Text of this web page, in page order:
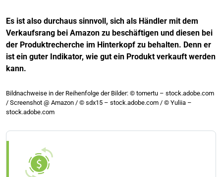
Es ist also durchaus sinnvoll, sich als Händler mit dem
Verkaufsrang bei Amazon zu beschäftigen und diesen bei
der Produktrecherche im Hinterkopf zu behalten. Denn er
ist ein guter Indikator, wie gut ein Produkt verkauft werden
kann.
Bildnachweise in der Reihenfolge der Bilder: © tomertu – stock.adobe.com
/ Screenshot @ Amazon / © sdx15 – stock.adobe.com / © Yuliia –
stock.adobe.com